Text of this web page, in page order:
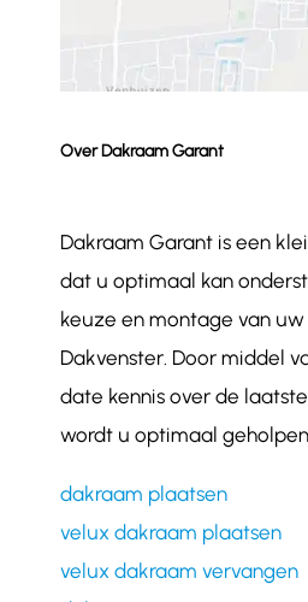
Over Dakraam Garant
Dakraam Garant is een
dat u optimaal kan
keuze en montage van
Dakvenster. Door middel
date kennis over de
wordt u optimaal geholpen.
dakraam plaatsen
velux dakraam plaatsen
velux dakraam vervangen